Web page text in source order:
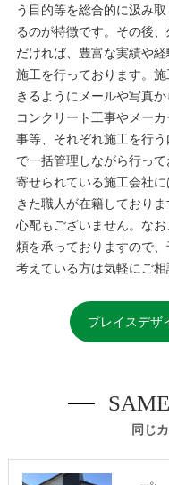
う目的等を総合的に汲み
るのが特徴です。その後
だければ、豊富な実績や
施工を行っております。
きるようにメールや写真
コンクリート工事やメー
事等、それぞれ施工を行
で一括管理しながら行っ
寄せられている施工会社
きた職人が在籍しており
心配もございません。な
頼を承っておりますので
考えている方は気軽にご相
プレイスデザ
同じ